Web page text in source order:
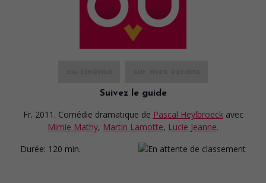
Suivez le guide
Fr. 2011. Comédie dramatique de Pascal Heylbroeck avec
Mimie Mathy, Martin Lamotte, Lucie Jeanne.
Durée: 120 min.